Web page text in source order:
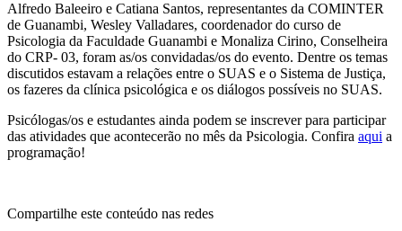
Alfredo Baleeiro e Catiana Santos, representantes da COMINTER
de Guanambi, Wesley Valladares, coordenador do curso de
Psicologia da Faculdade Guanambi e Monaliza Cirino, Conselheira
do CRP- 03, foram as/os convidadas/os do evento. Dentre os temas
discutidos estavam a relações entre o SUAS e o Sistema de Justiça,
os fazeres da clínica psicológica e os diálogos possíveis no SUAS.
Psicólogas/os e estudantes ainda podem se inscrever para participar
das atividades que acontecerão no mês da Psicologia. Confira aqui a
programação!
Compartilhe este conteúdo nas redes